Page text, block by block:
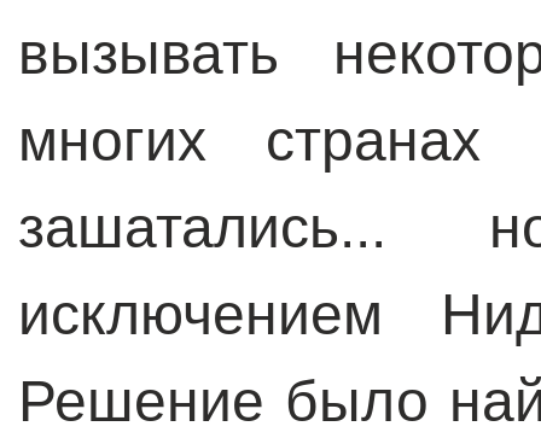
вызывать
многих
исключением
Решение было